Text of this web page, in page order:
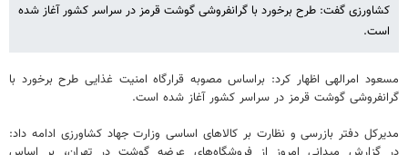
کشاورزی گفت: طرح برخورد با گرانفروشی گوشت قرمز در سراسر کشور آغاز شده
است.
مسعود امرالهی اظهار کرد: براساس مصوبه قرارگاه امنیت غذایی طرح برخورد با
گرانفروشی گوشت قرمز در سراسر کشور آغاز شده است.
مدیرکل دفتر بازرسی و نظارت بر کالاهای اساسی وزارت جهاد کشاورزی ادامه داد: